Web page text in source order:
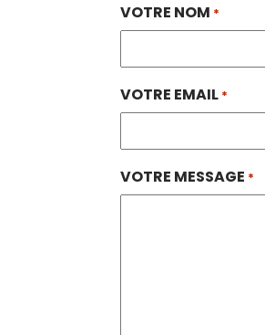
VOTRE NOM *
VOTRE EMAIL *
VOTRE MESSAGE *